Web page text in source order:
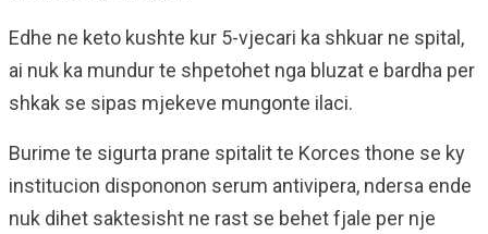
Edhe ne keto kushte kur 5-vjecari ka shkuar ne spital,
ai nuk ka mundur te shpetohet nga bluzat e bardha per
shkak se sipas mjekeve mungonte ilaci.
Burime te sigurta prane spitalit te Korces thone se ky
institucion dispononon serum antivipera, ndersa ende
nuk dihet saktesisht ne rast se behet fjale per nje